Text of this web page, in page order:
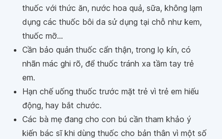
thuốc với thức ăn, nước hoa quả, sữa, không lạm
dụng các thuốc bôi da sử dụng tại chỗ như kem,
thuốc mỡ...
Cần bảo quản thuốc cẩn thận, trong lọ kín, có
nhãn mác ghi rõ, để thuốc tránh xa tầm tay trẻ
em.
Hạn chế uống thuốc trước mặt trẻ vì trẻ em hiếu
động, hay bắt chước.
Các bà mẹ đang cho con bú cần tham khảo ý
kiến bác sĩ khi dùng thuốc cho bản thân vì một số